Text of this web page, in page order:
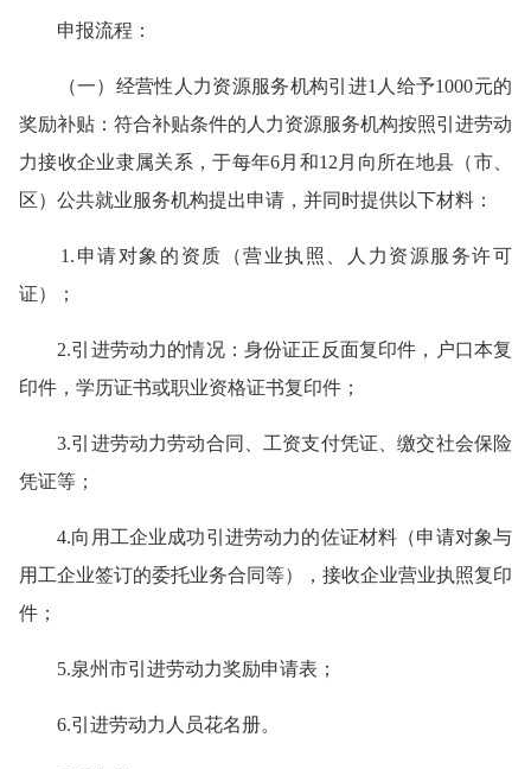
申报流程：
（一）经营性人力资源服务机构引进1人给予1000元的
奖励补贴：符合补贴条件的人力资源服务机构按照引进劳动
力接收企业隶属关系，于每年6月和12月向所在地县（市、
区）公共就业服务机构提出申请，并同时提供以下材料：
1.申请对象的资质（营业执照、人力资源服务许可
证）；
2.引进劳动力的情况：身份证正反面复印件，户口本复
印件，学历证书或职业资格证书复印件；
3.引进劳动力劳动合同、工资支付凭证、缴交社会保险
凭证等；
4.向用工企业成功引进劳动力的佐证材料（申请对象与
用工企业签订的委托业务合同等），接收企业营业执照复印
件；
5.泉州市引进劳动力奖励申请表；
6.引进劳动力人员花名册。